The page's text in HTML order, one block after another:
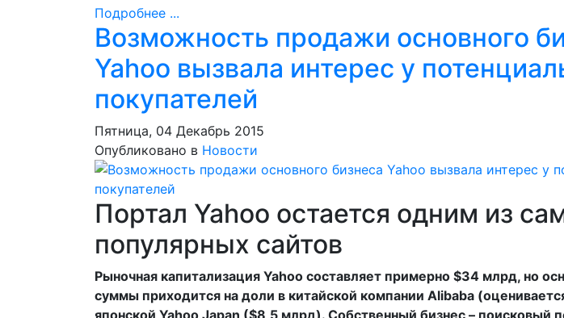
Подробнее ...
Возможность продажи основного
Yahoo вызвала интерес у
покупателей
Пятница, 04 Декабрь 2015
Опубликовано в Новости
Портал Yahoo остается одним из
популярных сайтов
Рыночная капитализация Yahoo составляет примерно $34 млрд, но
суммы приходится на доли в китайской компании Alibaba
японской Yahoo Japan ($8,5 млрд). Собственный бизнес – поисковый